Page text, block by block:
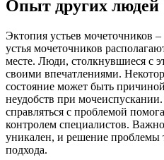
Опыт других людей
Эктопия устьев мочеточников
устья мочеточников
месте. Люди, столкнувшиеся с
своими впечатлениями.
состояние может быть
неудобств при
справляться с проблемой
контролем специалистов.
уникален, и решение проблемы
подхода.